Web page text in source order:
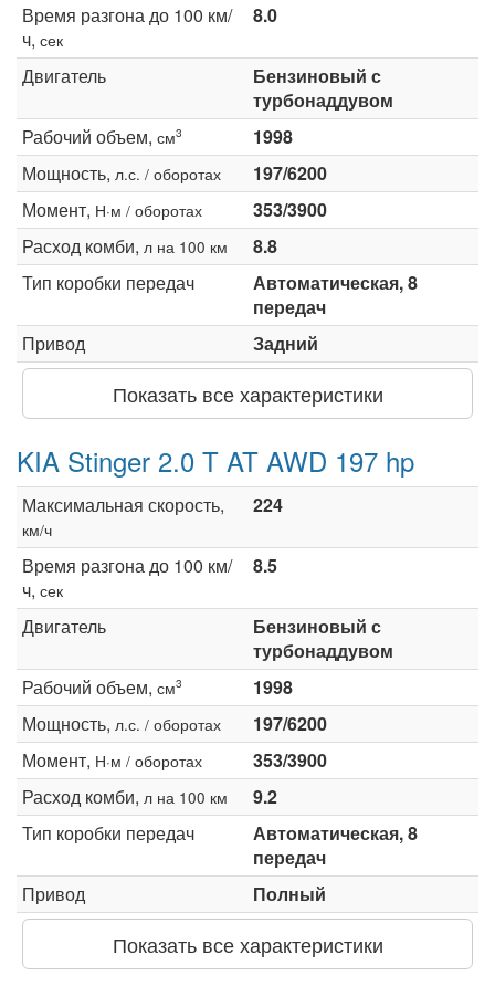
Время разгона до 100 км/
ч, сек
8.0
Двигатель
Бензиновый с
турбонаддувом
Рабочий объем, см3
1998
Мощность, л.с. / оборотах
197/6200
Момент, Н·м / оборотах
353/3900
Расход комби, л на 100 км
8.8
Тип коробки передач
Автоматическая, 8
передач
Привод
Задний
Показать все характеристики
KIA Stinger 2.0 T AT AWD 197 hp
Максимальная скорость,
км/ч
224
Время разгона до 100 км/
ч, сек
8.5
Двигатель
Бензиновый с
турбонаддувом
Рабочий объем, см3
1998
Мощность, л.с. / оборотах
197/6200
Момент, Н·м / оборотах
353/3900
Расход комби, л на 100 км
9.2
Тип коробки передач
Автоматическая, 8
передач
Привод
Полный
Показать все характеристики